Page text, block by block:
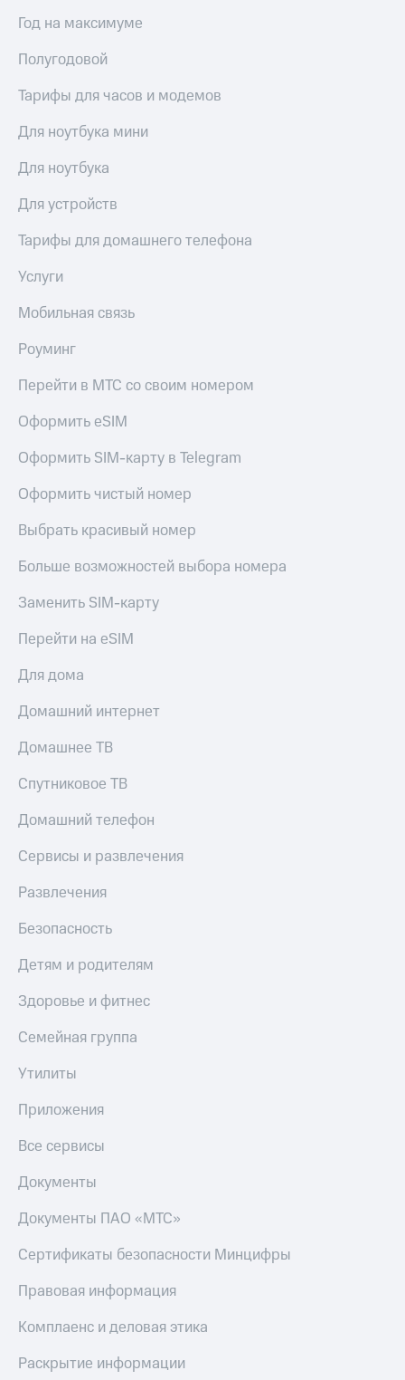
Год на максимуме
Полугодовой
Тарифы для часов и модемов
Для ноутбука мини
Для ноутбука
Для устройств
Тарифы для домашнего телефона
Услуги
Мобильная связь
Роуминг
Перейти в МТС со своим номером
Оформить eSIM
Оформить SIM-карту в Telegram
Оформить чистый номер
Выбрать красивый номер
Больше возможностей выбора номера
Заменить SIM-карту
Перейти на eSIM
Для дома
Домашний интернет
Домашнее ТВ
Спутниковое ТВ
Домашний телефон
Сервисы и развлечения
Развлечения
Безопасность
Детям и родителям
Здоровье и фитнес
Семейная группа
Утилиты
Приложения
Все сервисы
Документы
Документы ПАО «МТС»
Сертификаты безопасности Минцифры
Правовая информация
Комплаенс и деловая этика
Раскрытие информации